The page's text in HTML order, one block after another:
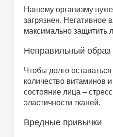
Нашему организму
загрязнен. Негативное
максимально защитить
Неправильный образ
Чтобы долго
количество витаминов
состояние лица –
эластичности тканей.
Вредные привычки